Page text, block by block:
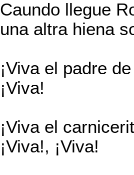
Caundo llegue
una altra hiena
¡Viva el padre
¡Viva!
¡Viva el
¡Viva!, ¡Viva!